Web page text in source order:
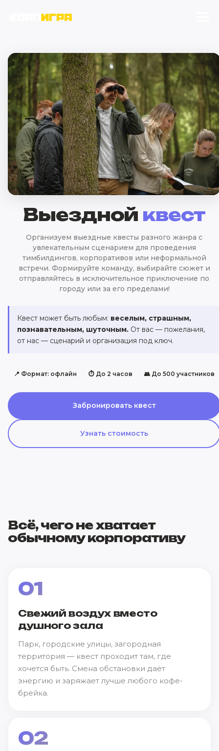
Выездной квест
Организуем выездные квесты разного жанра с
увлекательным сценарием для проведения
тимбилдингов, корпоративов или неформальной
встречи. Формируйте команду, выбирайте сюжет и
отправляйтесь в исключительное приключение по
городу или за его пределами!
Квест может быть любым: веселым, страшным,
познавательным, шуточным. От вас — пожелания,
от нас — сценарий и организация под ключ.
📍 Формат: офлайн ⏱ До 2 часов 👥 До 500 участников
Забронировать квест
Узнать стоимость
Всё, чего не хватает
обычному корпоративу
01
Свежий воздух вместо
душного зала
Парк, городские улицы, загородная
территория — квест проходит там, где
хочется быть. Смена обстановки даёт
энергию и заряжает лучше любого кофе-
брейка.
02